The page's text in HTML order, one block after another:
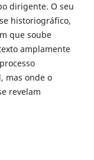
dirigente. O seu
historiográfico,
que soube
amplamente
mas onde o
revelam